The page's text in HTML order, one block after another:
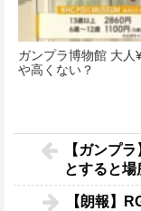
ガンプラ博物館 大
や高くない？
【ガンプ
とすると
【朗報】